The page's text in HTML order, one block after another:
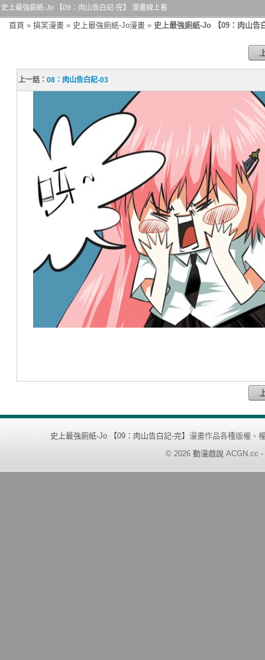
史上最強廁紙-Jo 【09：肉山告白記-完】 漫畫線上看
首頁 » 搞笑漫畫 » 史上最強廁紙-Jo漫畫 » 史上最強廁紙-Jo 【09：肉山告
上一話：08：肉山告白記-03
史上最強廁紙-Jo 【09：肉山告白記-完】漫畫作品各種版權、
© 2026 動漫戲說 ACGN.cc